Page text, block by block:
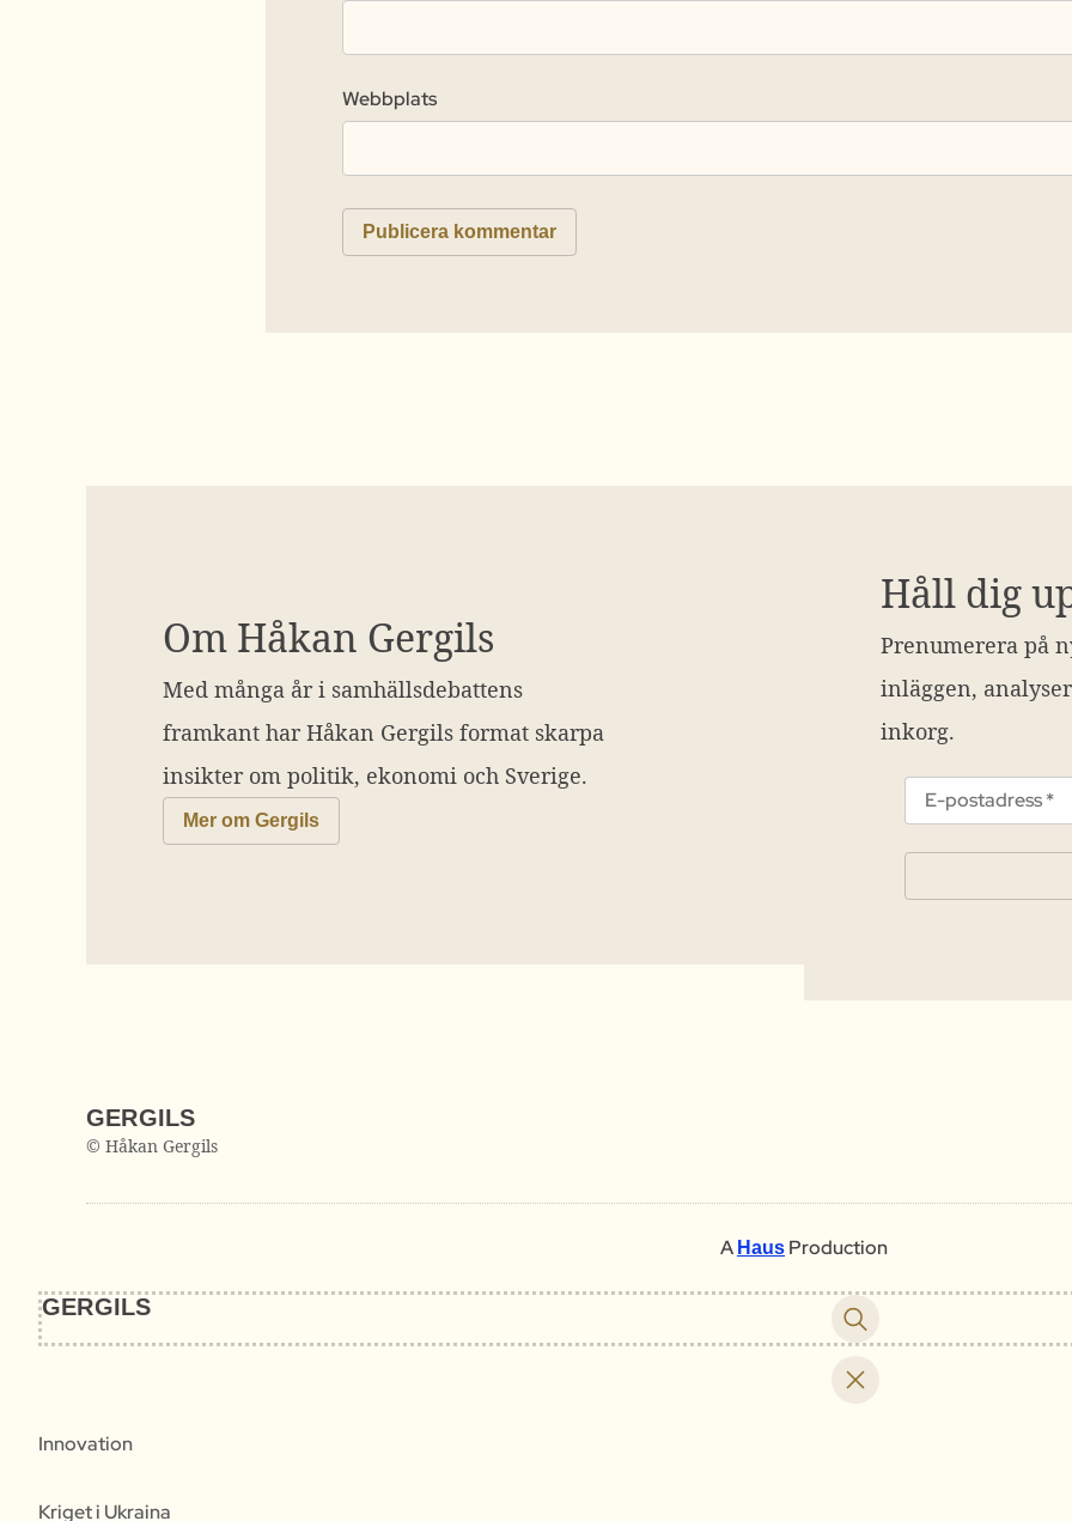
Webbplats
Om Håkan Gergils
Med många år i samhällsdebattens
framkant har Håkan Gergils format skarpa
insikter om politik, ekonomi och Sverige.
Mer om Gergils
Håll dig
Prenumerera på
inläggen,
inkorg.
GERGILS
© Håkan Gergils
A Haus Production
GERGILS
Innovation
Kriget i Ukraina